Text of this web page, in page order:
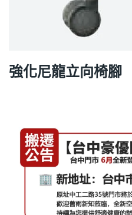
強化尼龍立向椅腳